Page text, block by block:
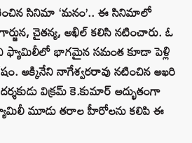
సినిమా ‘మనం’.. ఈ సినిమాలో
చైత‌న్య‌, అఖిల్ క‌లిసి న‌టించారు. ఓ
ఫ్యామిలీలో భాగ‌మైన స‌మంత కూడా పెళ్లి
అక్కినేని నాగేశ్వ‌ర‌రావు న‌టించిన అఖ‌రి
విక్ర‌మ్ కె.కుమార్ అద్భుతంగా
మూడు తరాల హీరోలను కలిపి ఈ